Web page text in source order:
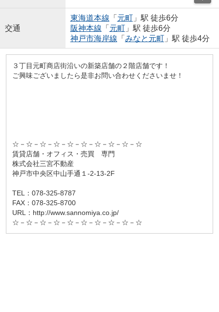
交通
東海道本線 「 元町」駅 徒歩6分
阪神本線 「 元町」駅 徒歩6分
神戸市海岸線 「 みなと元町」駅 徒歩4分
３丁目元町商店街沿いの新築店舗の２階店舗です！
ご興味ございましたら是非お問い合わせくださいませ！
☆－☆－☆－☆－☆－☆－☆－☆－☆－☆
賃貸店舗・オフィス・売買 専門
株式会社三宮不動産
神戸市中央区中山手通１-2-13-2F
TEL：078-325-8787
FAX：078-325-8700
URL：http://www.sannomiya.co.jp/
☆－☆－☆－☆－☆－☆－☆－☆－☆－☆